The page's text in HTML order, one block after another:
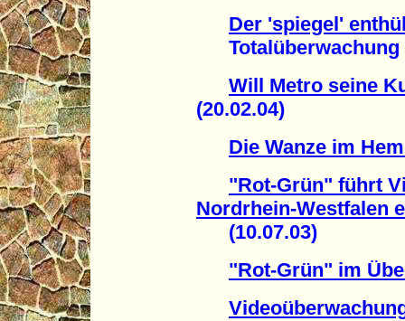
Der 'spiegel'
Totalüberwachung
Will Metro seine
(20.02.04)
Die Wanze im
"Rot-Grün" führt
Nordrhein-Westfalen
(10.07.03)
"Rot-Grün" im